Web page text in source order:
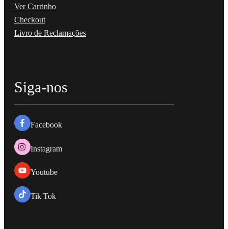
Ver Carrinho
Checkout
Livro de Reclamações
Siga-nos
Facebook
Instagram
Youtube
Tik Tok